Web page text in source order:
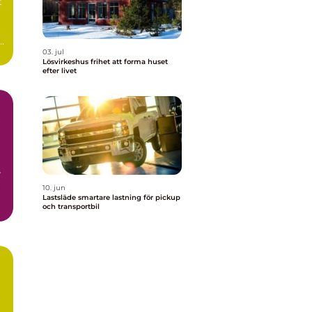
03. jul
Lösvirkeshus frihet att forma huset
efter livet
10. jun
Lastsläde smartare lastning för pickup
och transportbil